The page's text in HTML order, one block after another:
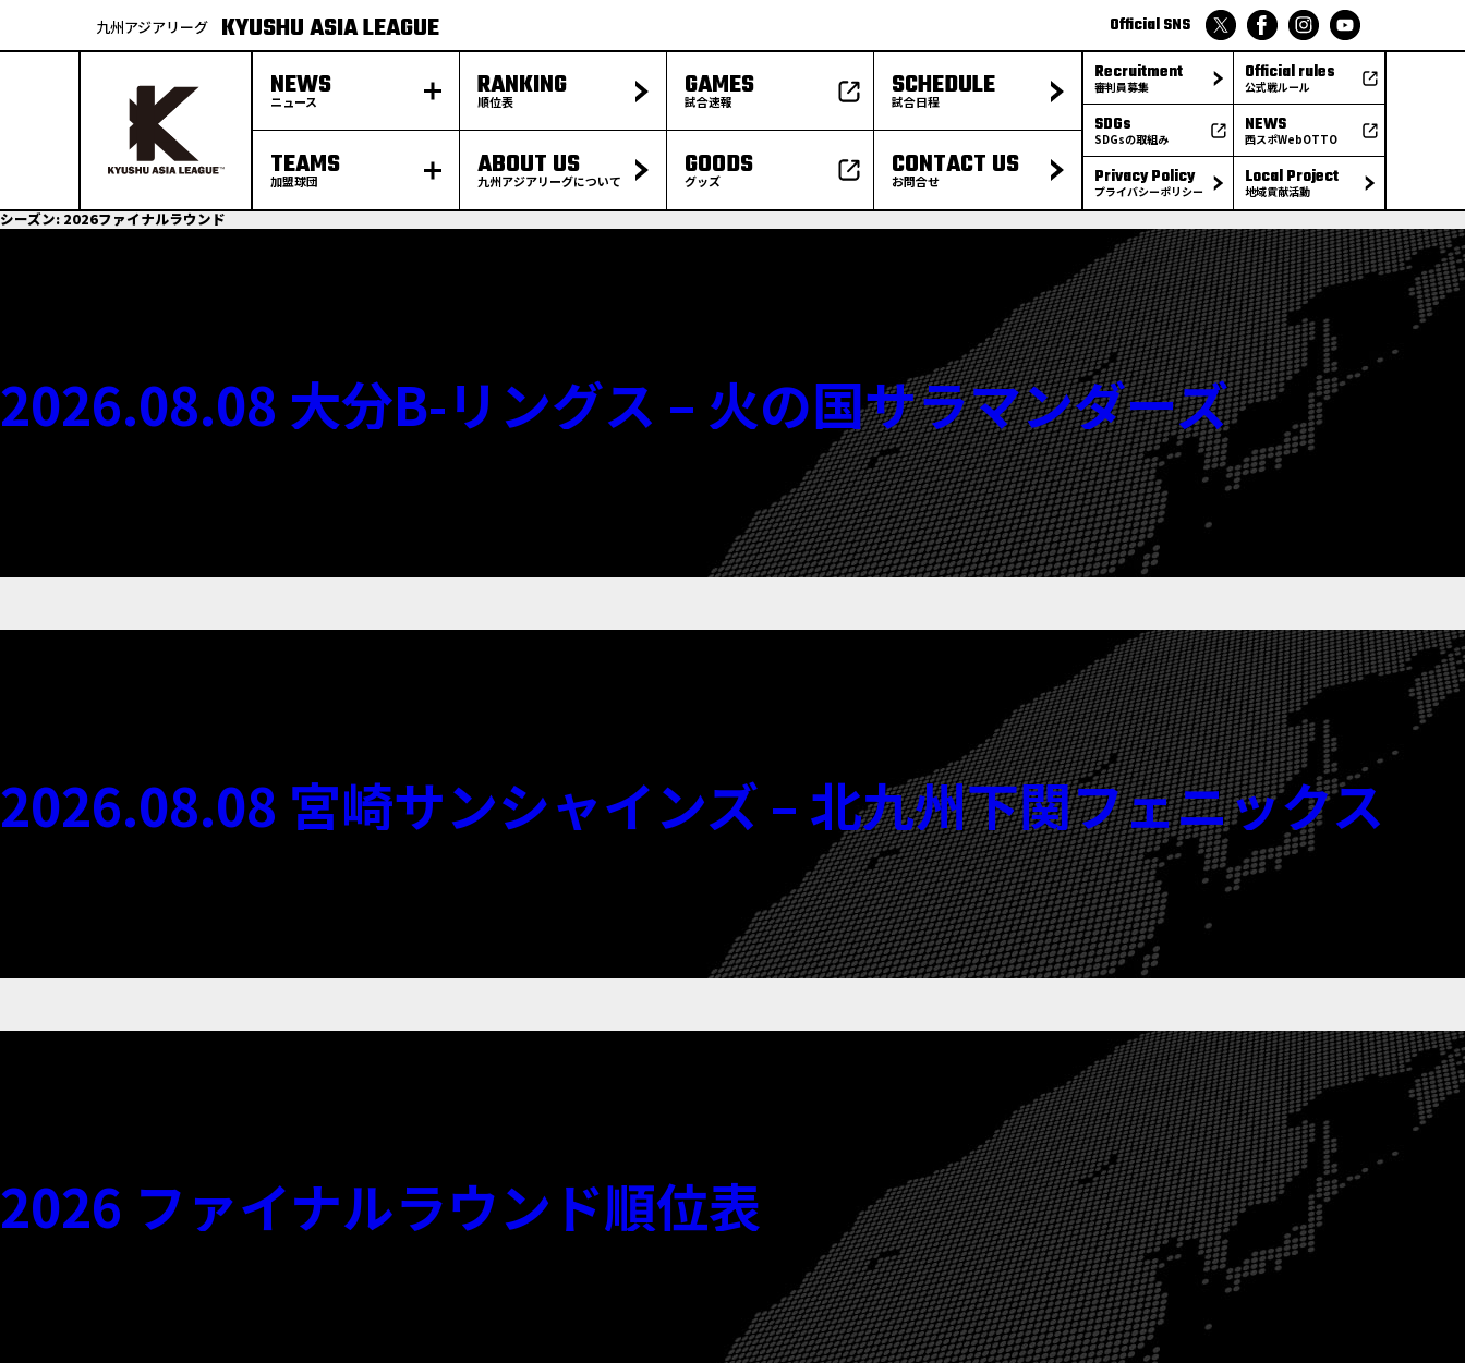
S
k
九州アジアリーグ KYUSHU ASIA LEAGUE Official SNS
NEWS
ニュース
TEAMS
加盟球団
RANKING
順位表
ABOUT US
九州アジアリーグについて
GAMES
試合速報
GOODS
グッズ
SCHEDULE
試合日程
CONTACT US
お問合せ
Recruitment
審判員募集
SDGs
SDGsの取組み
Privacy Policy
プライバシーポリシー
Official rules
公式戦ルール
NEWS
西スポWebOTTO
Local Project
地域貢献活動
シーズン:2026ファイナルラウンド
2026.08.08 大分B-リングス – 火の国サラマンダーズ
2026.08.08 宮崎サンシャインズ – 北九州下関フェニックス
2026 ファイナルラウンド順位表